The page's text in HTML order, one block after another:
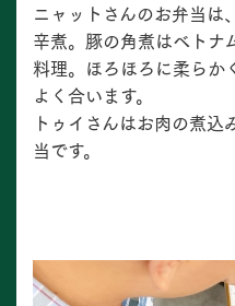
ニャットさんのお弁当は
辛煮。豚の角煮はベトナ
料理。ほろほろに柔らか
よく合います。
トゥイさんはお肉の煮
当です。